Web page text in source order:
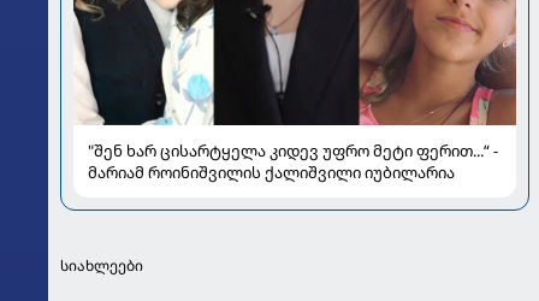
"შენ ხარ ცისარტყელა კიდევ უფრო მეტი ფერით...“ -
მარიამ როინიშვილის ქალიშვილი იუბილარია
სიახლეები